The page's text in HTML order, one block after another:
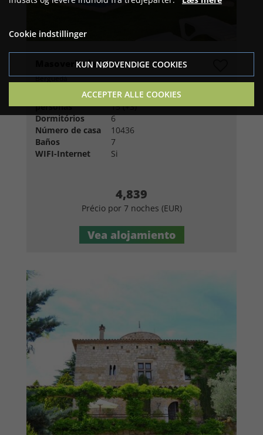
Masoveria de Mateo
Berguedà
personas
15 (+3)
Dormitórios
6
Número de casa
10436
Baños
7
WIFI-Internet
Si
4,839
Précio por 7 noches (EUR)
Vea alojamiento
Cookie indstillinger
KUN NØDVENDIGE COOKIES
ACCEPTER ALLE COOKIES